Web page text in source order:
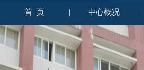
首 页 | 中心概况 |